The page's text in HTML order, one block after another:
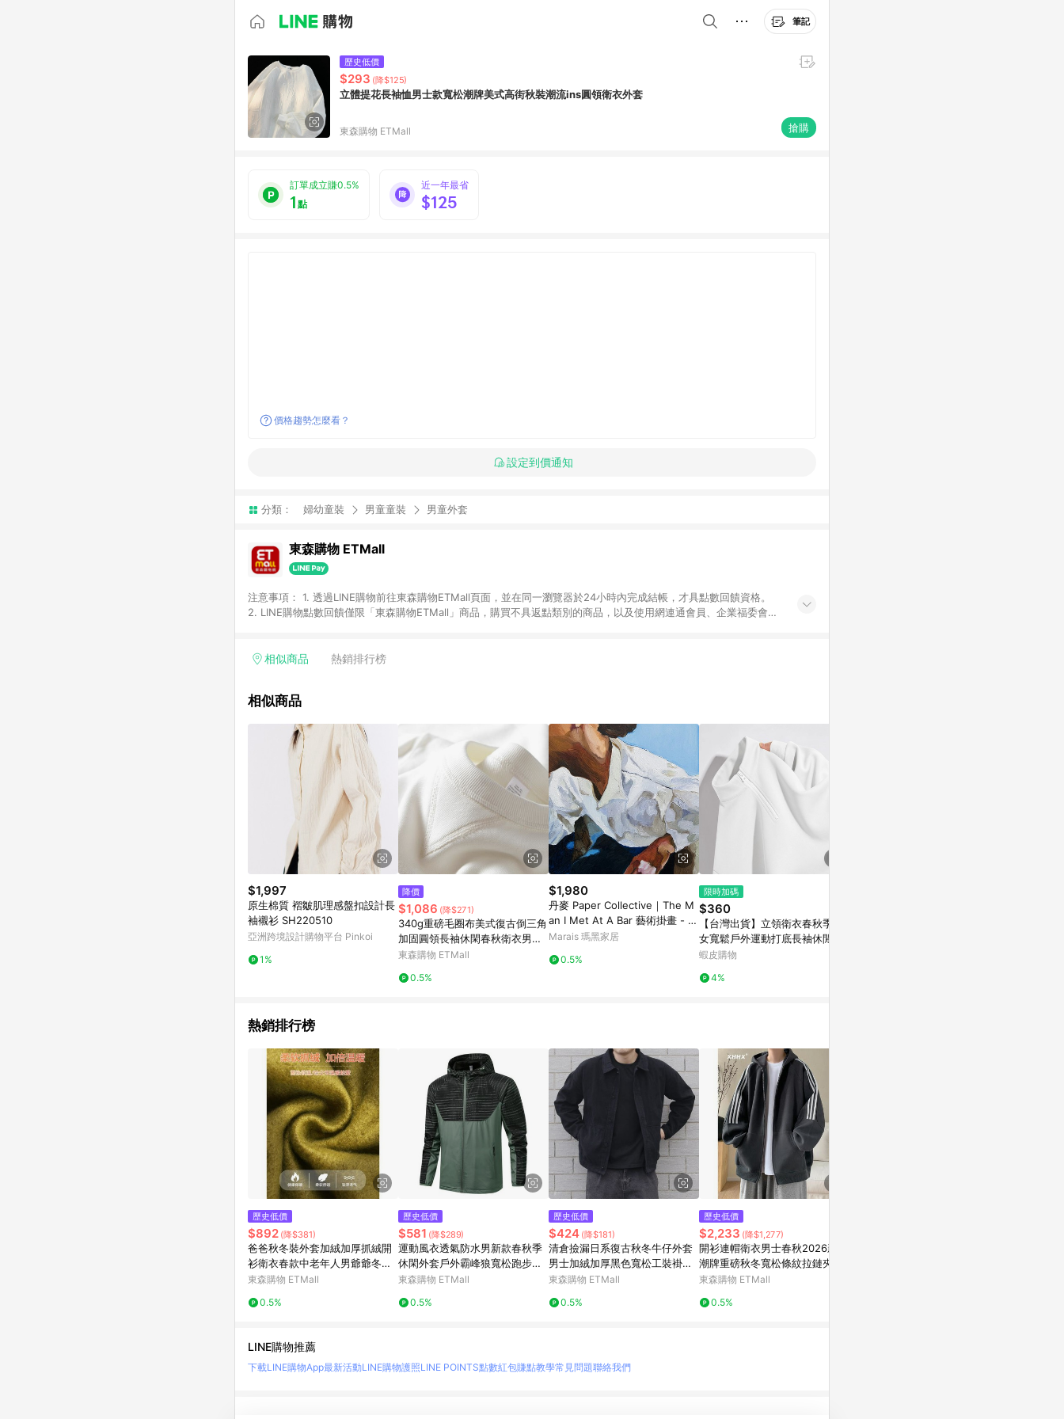
筆記
歷史低價
$293 (降$125)
立體提花長袖恤男士款寬松潮牌美式高街秋裝潮流ins圓領衛衣外套
東森購物 ETMall 搶購
訂單成立賺0.5%
1點
近一年最省
$125
價格趨勢怎麼看？
設定到價通知
分類： 婦幼童裝 男童童裝 男童外套
東森購物 ETMall
注意事項： 1. 透過LINE購物前往東森購物ETMall頁面，並在同一瀏覽器於24小時內完成結帳，才具點數回饋資格。
2. LINE購物點數回饋僅限「東森購物ETMall」商品，購買不具返點類別的商品，以及使用網連通會員、企業福委會員
「草莓網」全館商品。 4. 如取消訂單、退貨、退款或購物中登出東森購物ETMall，將無法獲得點數回饋。 5. 點數回
面顯示為準。 7. LINE購物設有「單一商品最高回饋點數」機制(特殊活動時開放「回饋無上限」)，以同一訂單中同一
品資料更新會有時間差，如顯示之商品規格、顏色、價位、贈品與東森購物ETMall銷售網頁不符，以銷售網頁標示為
準。 9. 若有贈點爭議，請務必於訂單日期+180天以內至LINE購物客服洽詢；若超過180天(含)以上進行申訴，恕無法
贈點回饋。 10. 部分點數紅包僅限指定商品使用，或不適用於無回饋商品。各點數紅包之適用商品與使用條件請依點數
紅包頁面規則為準。
相似商品 熱銷排行榜
相似商品
$1,997
原生棉質 褶皺肌理感盤扣設計長
袖襯衫 SH220510
亞洲跨境設計購物平台 Pinkoi
1%
降價
$1,086 (降$271)
340g重磅毛圈布美式復古倒三角
加固圓領長袖休閑春秋衛衣男女
款
東森購物 ETMall
0.5%
$1,980
丹麥 Paper Collective｜The M
an I Met At A Bar 藝術掛畫 - 5
0*70cm
Marais 瑪黑家居
0.5%
限時加碼
$360
【台灣出貨】立領衛衣春秋季男
女寬鬆戶外運動打底長袖休閒大
碼上衣新款秋冬外套運動衛衣
蝦皮購物
4%
熱銷排行榜
歷史低價
$892 (降$381)
爸爸秋冬裝外套加絨加厚抓絨開
衫衛衣春款中老年人男爺爺冬季
棉衣
東森購物 ETMall
0.5%
歷史低價
$581 (降$289)
運動風衣透氣防水男新款春秋季
休閑外套戶外霸峰狼寬松跑步夾
克
東森購物 ETMall
0.5%
歷史低價
$424 (降$181)
清倉撿漏日系復古秋冬牛仔外套
男士加絨加厚黑色寬松工裝褂子
夾克
東森購物 ETMall
0.5%
歷史低價
$2,233 (降$1,277)
開衫連帽衛衣男士春秋2026新款
潮牌重磅秋冬寬松條紋拉鏈夾克
外套
東森購物 ETMall
0.5%
LINE購物推薦
下載LINE購物App最新活動LINE購物護照LINE POINTS點數紅包賺點教學常見問題聯絡我們